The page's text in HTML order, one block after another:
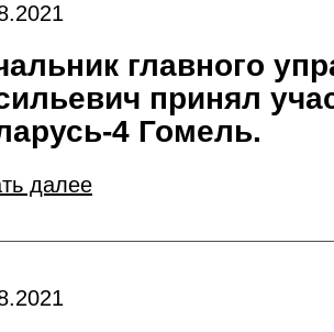
главного
принял
4 Гомель.
далее